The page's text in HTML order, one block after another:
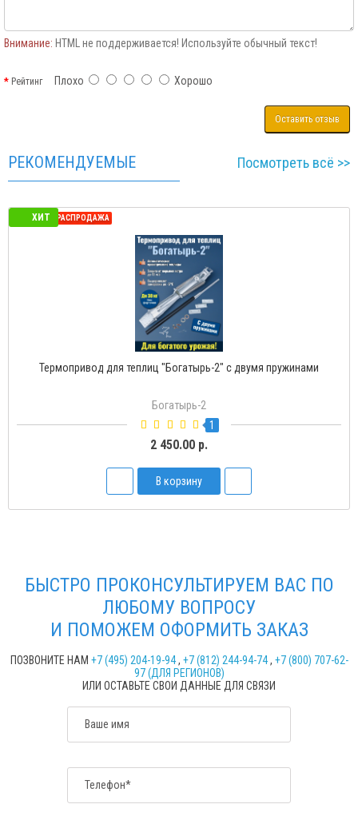
Внимание: HTML не поддерживается! Используйте обычный текст!
РейтингПлохо Хорошо
Оставить отзыв
РЕКОМЕНДУЕМЫЕ Посмотреть всё >>
ХИТ
СЕЗОННАЯ РАСПРОДАЖА
Термопривод для теплиц "Богатырь-2" с двумя пружинами
Богатырь-2
1
2 450.00 р.
В корзину
БЫСТРО ПРОКОНСУЛЬТИРУЕМ ВАС ПО
ЛЮБОМУ ВОПРОСУ
И ПОМОЖЕМ ОФОРМИТЬ ЗАКАЗ
ПОЗВОНИТЕ НАМ +7 (495) 204-19-94, +7 (812) 244-94-74, +7 (800) 707-62-
97 (ДЛЯ РЕГИОНОВ)
ИЛИ ОСТАВЬТЕ СВОИ ДАННЫЕ ДЛЯ СВЯЗИ
Ваше имя
Телефон*